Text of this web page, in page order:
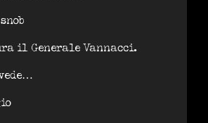
il Generale Vannacci.